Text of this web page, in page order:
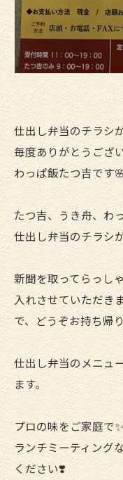
仕出し弁当のチラシ
毎度ありがとうござ
わっぱ飯たつ吉です
たつ吉、うき舟、わ
仕出し弁当のチラシ
新聞を取ってらっし
入れさせていただ
で、どうぞお持ち帰
仕出し弁当のメニュ
ます。
プロの味をご家庭で
ランチミーティング
ください❣️